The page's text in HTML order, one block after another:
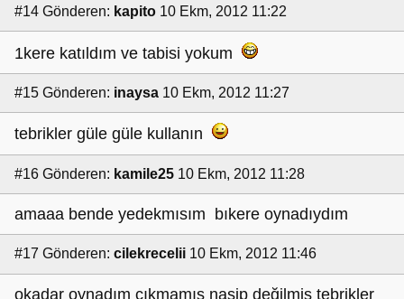
#14 Gönderen: kapito 10 Ekm, 2012 11:22
1kere katıldım ve tabisi yokum
#15 Gönderen: inaysa 10 Ekm, 2012 11:27
tebrikler güle güle kullanın
#16 Gönderen: kamile25 10 Ekm, 2012 11:28
amaaa bende yedekmısım bıkere oynadıydım
#17 Gönderen: cilekrecelii 10 Ekm, 2012 11:46
okadar oynadım çıkmamış nasip değilmiş tebrikler